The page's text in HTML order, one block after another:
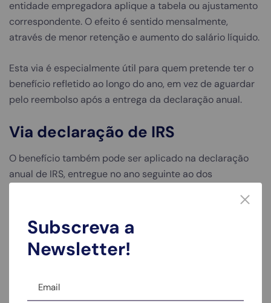
entidade empregadora aplique a tabela ou ajustamento
correspondente. O efeito é sentido mensalmente,
através de menor retenção e aumento do salário líquido.
Esta via é especialmente útil para quem pretende ter o
benefício refletido ao longo do ano, em vez de aguardar
pelo reembolso após a entrega da declaração anual.
Via declaração de IRS
O benefício também pode ser aplicado na declaração
anual de IRS, entregue no ano seguinte ao dos
Nesta situação, o contribuinte declara os rendimentos e
assinala o enquadramento no IRS Jovem. O benefício é
considerado no cálculo final do imposto, podendo
superior.
Subscreva a
Newsletter!